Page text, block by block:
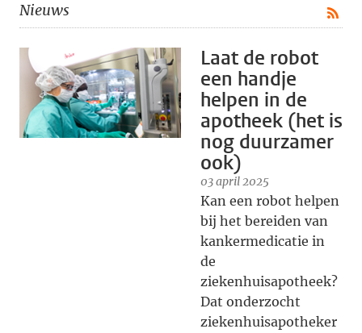
Nieuws
Laat de robot
een handje
helpen in de
apotheek (het is
nog duurzamer
ook)
03 april 2025
Kan een robot helpen
bij het bereiden van
kankermedicatie in
de
ziekenhuisapotheek?
Dat onderzocht
ziekenhuisapotheker